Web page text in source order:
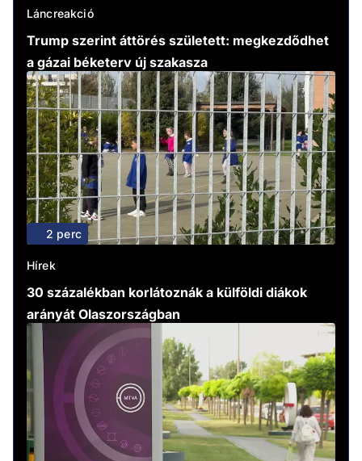
Láncreakció
Trump szerint áttörés született: megkezdődhet
a gázai béketerv új szakasza
2 perc
Hírek
30 százalékban korlátoznák a külföldi diákok
arányát Olaszországban